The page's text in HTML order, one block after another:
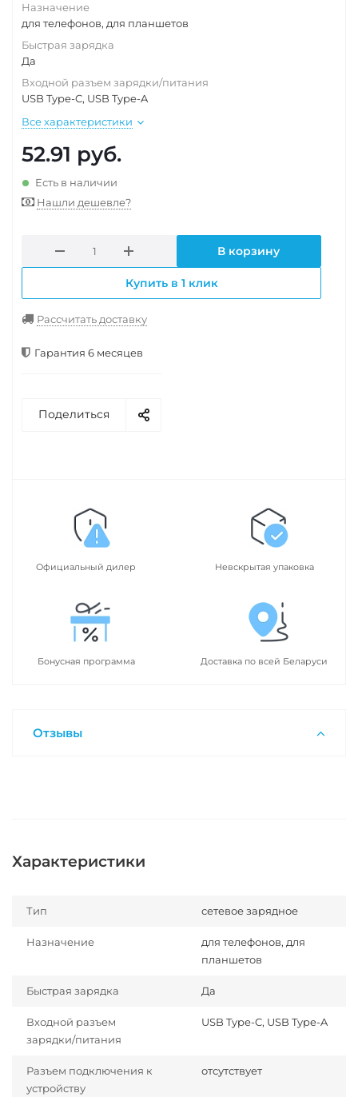
Назначение
для телефонов, для планшетов
Быстрая зарядка
Да
Входной разъем зарядки/питания
USB Type-C, USB Type-A
Все характеристики
52.91 руб.
Есть в наличии
Нашли дешевле?
В корзину
Купить в 1 клик
Рассчитать доставку
Гарантия 6 месяцев
Поделиться
Официальный дилер Невскрытая упаковка
Бонусная программа Доставка по всей Беларуси
Отзывы
Характеристики
Тип сетевое зарядное
Назначение
для телефонов, для
планшетов
Быстрая зарядка Да
Входной разъем
зарядки/питания
USB Type-C, USB Type-A
Разъем подключения к
устройству
отсутствует